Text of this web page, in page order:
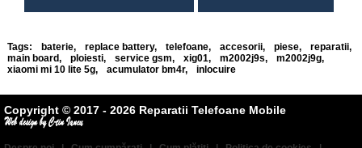
Tags: baterie, replace battery, telefoane, accesorii, piese, reparatii,
main board, ploiesti, service gsm, xig01, m2002j9s, m2002j9g,
xiaomi mi 10 lite 5g, acumulator bm4r, inlocuire
Copyright © 2017 - 2026 Reparatii Telefoane Mobile